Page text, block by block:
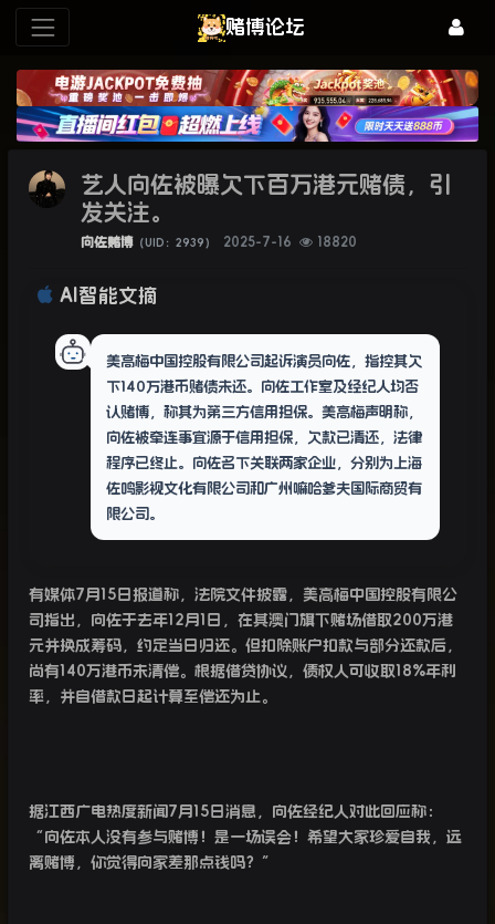
赌博论坛
艺人向佐被曝欠下百万港元赌债，引
发关注。
向佐赌博 （UID：2939） 2025-7-16 18820
AI智能文摘
美高梅中国控股有限公司起诉演员向佐，指控其欠
下140万港币赌债未还。向佐工作室及经纪人均否
认赌博，称其为第三方信用担保。美高梅声明称，
向佐被牵连事宜源于信用担保，欠款已清还，法律
程序已终止。向佐名下关联两家企业，分别为上海
佐鸣影视文化有限公司和广州嘛哈爹夫国际商贸有
限公司。
有媒体7月 15 日报道称，法院文件披露，美高梅中国控股有限公
司指出，向佐于去年12月 1 日，在其澳门旗下赌场借取200万港
元并换成筹码，约定当日归还。但扣除账户扣款与部分还款后，
尚有140万港币未清偿。根据借贷协议，债权人可收取18%年利
率，并自借款日起计算至偿还为止。
据江西广电热度新闻7 月15日消息，向佐经纪人对此回应称：
“向佐本人没有参与赌博！是一场误会！希望大家珍爱自我，远
离赌博，你觉得向家差那点钱吗？”